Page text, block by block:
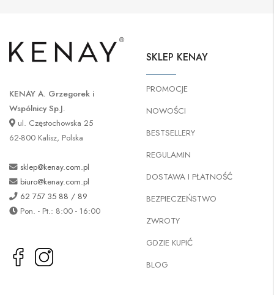
KENAY A. Grzegorek i
Wspólnicy Sp.J.
ul. Częstochowska 25
62-800 Kalisz, Polska
sklep@kenay.com.pl
biuro@kenay.com.pl
62 757 35 88 / 89
Pon. - Pt.: 8:00 - 16:00
SKLEP KENAY
PROMOCJE
NOWOŚCI
BESTSELLERY
REGULAMIN
DOSTAWA I PŁATNOŚĆ
BEZPIECZEŃSTWO
ZWROTY
GDZIE KUPIĆ
BLOG